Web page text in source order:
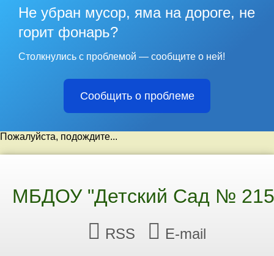
Не убран мусор, яма на дороге, не
горит фонарь?
Столкнулись с проблемой — сообщите о ней!
Сообщить о проблеме
Пожалуйста, подождите...
МБДОУ "Детский Сад №
RSS E-mail